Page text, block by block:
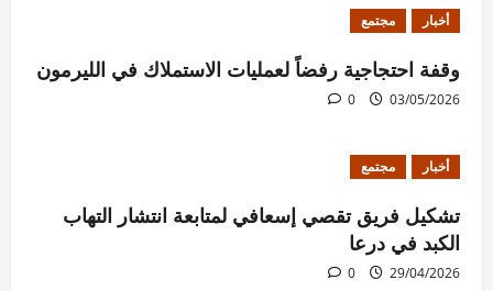
أخبار مجتمع
وقفة احتجاجية رفضاً لعمليات الاستملاك في الليرمون
03/05/2026
0
أخبار مجتمع
تشكيل فريق تقصي إسعافي لمتابعة انتشار التهاب
الكبد في درعا
29/04/2026
0